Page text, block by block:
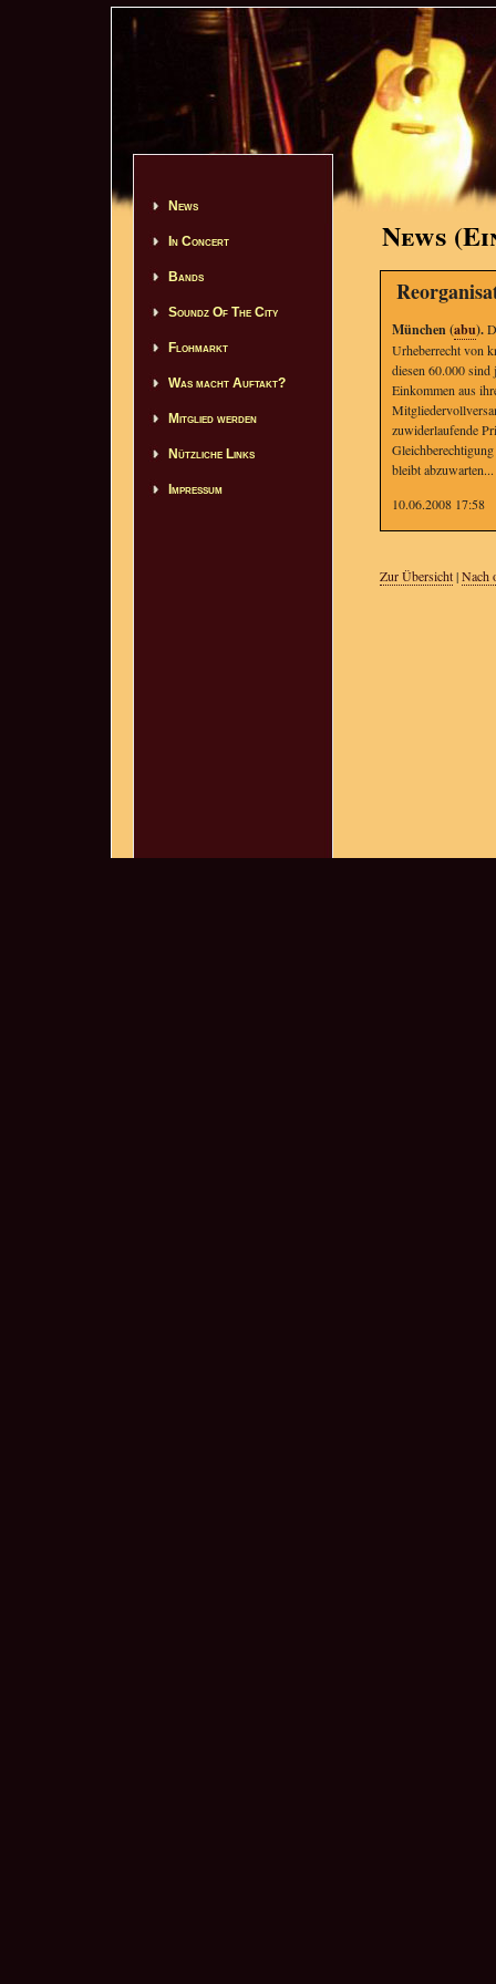
News
München (abu).
Urheberrecht von
diesen 60.000 sind
Einkommen aus
zuwiderlaufende
bleibt abzuwarten...
10.06.2008 17:58
Zur Übersicht|Nach
News
In Concert
Bands
Soundz Of The City
Flohmarkt
Was macht Auftakt?
Mitglied werden
Nützliche Links
Impressum